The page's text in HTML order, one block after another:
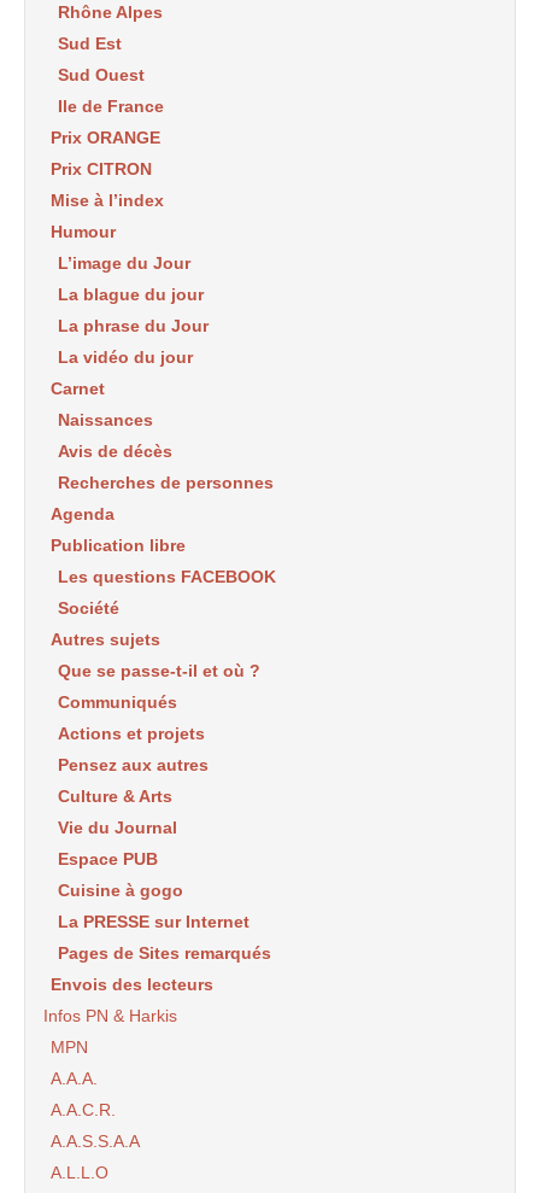
Rhône Alpes
Sud Est
Sud Ouest
Ile de France
Prix ORANGE
Prix CITRON
Mise à l’index
Humour
L’image du Jour
La blague du jour
La phrase du Jour
La vidéo du jour
Carnet
Naissances
Avis de décès
Recherches de personnes
Agenda
Publication libre
Les questions FACEBOOK
Société
Autres sujets
Que se passe-t-il et où ?
Communiqués
Actions et projets
Pensez aux autres
Culture & Arts
Vie du Journal
Espace PUB
Cuisine à gogo
La PRESSE sur Internet
Pages de Sites remarqués
Envois des lecteurs
Infos PN & Harkis
MPN
A.A.A.
A.A.C.R.
A.A.S.S.A.A
A.L.L.O